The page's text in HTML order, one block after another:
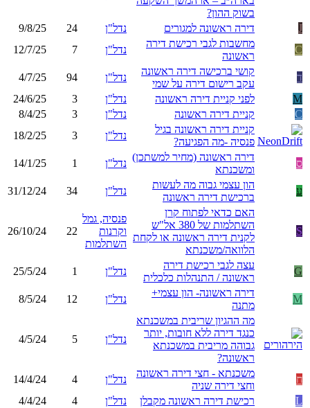
בשוק ההון?
J דירה ראשונה למגורים נדל"ן 24
9/8/25
C
מחשבות לגבי רכישת דירה
ראשונה
נדל"ן 7
12/7/25
ד
קושי ברכישה דירה ראשונה
עקב רישום דירה על שמי
נדל"ן 94
4/7/25
M
לפני קניית דירה ראשונה נדל"ן 3
24/6/25
C
קניית דירה ראשונה נדל"ן 3
8/4/25
קניית דירה ראשונה בגיל
פנסיה -מה הפגיעה?
נדל"ן 3
18/2/25
ס
דירה ראשונה (מחיר למשתכן)
ומשכנתא
נדל"ן 1
14/1/25
ע
הון עצמי גבוה מה לעשות
ברכישת דירה ראשונה
נדל"ן 34
31/12/24
S
האם כדאי לפתוח קרן
השתלמות של 380 אל"ש
לקנית דירה ראשונה או לקחת
הלוואה/משכנתא
פנסיה, גמל
וקרנות
השתלמות
22
26/10/24
G
עצה לגבי רכישת דירה
ראשונה / התנהלות כלכלית
נדל"ן 1
25/5/24
M
דירה ראשונה- הון עצמי+
מתנה
נדל"ן 12
8/5/24
מה ההגיון שריבית במשכנתא
כנגד דירה ללא חובות, יותר
גבוהה מריבית במשכנתא
ראשונה?
נדל"ן 5
4/5/24
ח
משכנתא - חצי דירה ראשונה
וחצי דירה שניה
נדל"ן 4
14/4/24
L
רכישת דירה ראשונה מקבלן נדל"ן 4
4/4/24